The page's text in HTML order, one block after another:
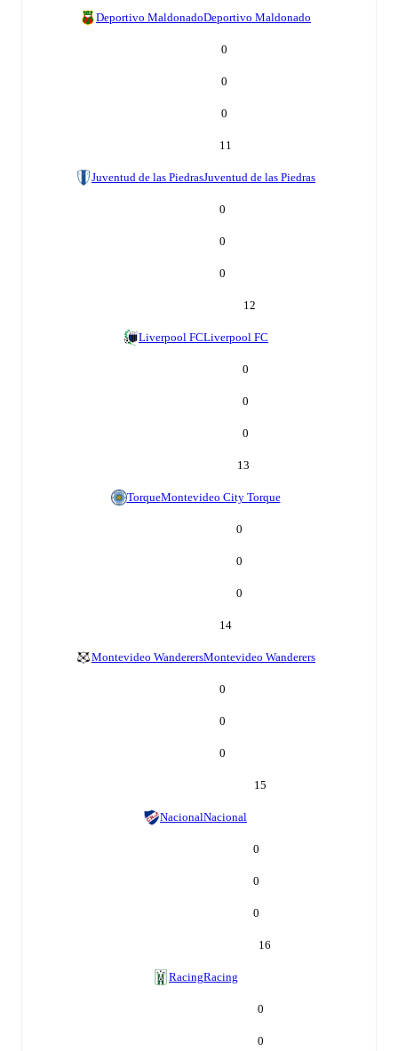
Deportivo MaldonadoDeportivo Maldonado
0
0
0
11
Juventud de las PiedrasJuventud de las Piedras
0
0
0
12
Liverpool FCLiverpool FC
0
0
0
13
TorqueMontevideo City Torque
0
0
0
14
Montevideo WanderersMontevideo Wanderers
0
0
0
15
NacionalNacional
0
0
0
16
RacingRacing
0
0